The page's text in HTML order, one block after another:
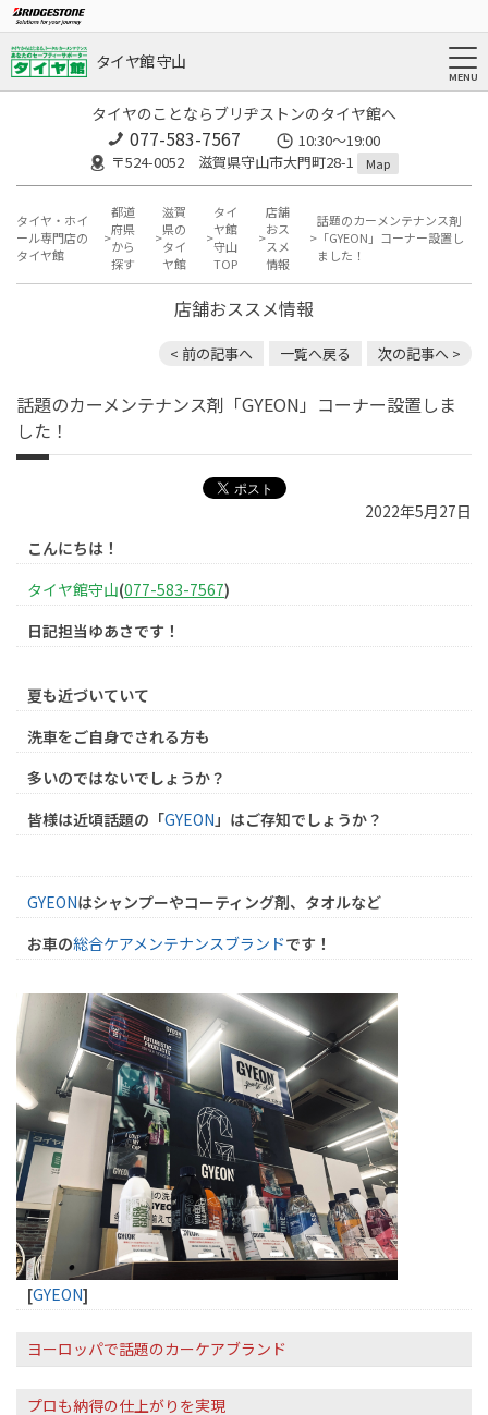
タイヤ館 守山
タイヤのことならブリヂストンのタイヤ館へ
077-583-7567
10:30～19:00
〒524-0052 滋賀県守山市大門町28-1
Map
タイヤ・ホイ
ール専門店の
タイヤ館
都道
府県
から
探す
滋賀
県の
タイ
ヤ館
タイ
ヤ館
守山
TOP
店舗
おス
スメ
情報
話題のカーメンテナンス剤
「GYEON」コーナー設置し
ました！
店舗おススメ情報
< 前の記事へ 一覧へ戻る 次の記事へ >
話題のカーメンテナンス剤「GYEON」コーナー設置しま
した！
2022年5月27日
こんにちは！
タイヤ館守山(077-583-7567)
日記担当ゆあさです！
夏も近づいていて
洗車をご自身でされる方も
多いのではないでしょうか？
皆様は近頃話題の「GYEON」はご存知でしょうか？
GYEONはシャンプーやコーティング剤、タオルなど
お車の総合ケアメンテナンスブランドです！
[GYEON]
ヨーロッパで話題のカーケアブランド
プロも納得の仕上がりを実現